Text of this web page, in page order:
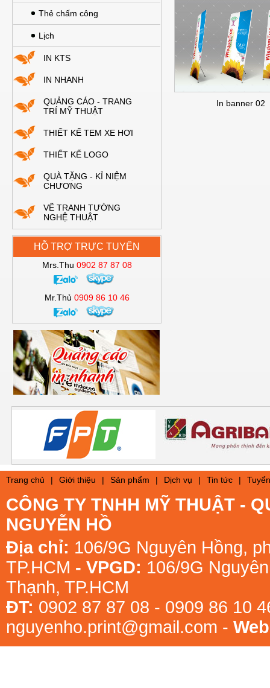
Thẻ chấm công
Lịch
IN KTS
IN NHANH
QUẢNG CÁO - TRANG
TRÍ MỸ THUẬT
THIẾT KẾ TEM XE HƠI
THIẾT KẾ LOGO
QUÀ TẶNG - KỈ NIỆM
CHƯƠNG
VẼ TRANH TƯỜNG
NGHỆ THUẬT
HỖ TRỢ TRỰC TUYẾN
Mrs.Thu 0902 87 87 08
Mr.Thủ 0909 86 10 46
In banner 02
Trang chủ | Giới thiệu | Sản phẩm | Dịch vụ | Tin tức |
CÔNG TY TNHH MỸ THUẬT -
NGUYỄN HỒ
Địa chỉ: 106/9G Nguyên Hồng,
TP.HCM - VPGD: 106/9G
Thạnh, TP.HCM
ĐT: 0902 87 87 08 - 0909 86 10
nguyenho.print@gmail.com -